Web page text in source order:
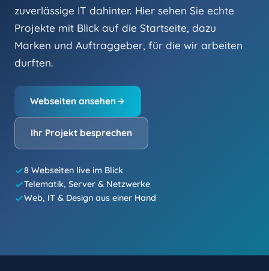
zuverlässige IT dahinter. Hier sehen Sie echte
Projekte mit Blick auf die Startseite, dazu
Marken und Auftraggeber, für die wir arbeiten
durften.
Webseiten ansehen
Ihr Projekt besprechen
8 Webseiten live im Blick
Telematik, Server & Netzwerke
Web, IT & Design aus einer Hand